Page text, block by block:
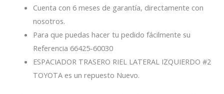
Cuenta con 6 meses de garantía, directamente con
nosotros.
Para que puedas hacer tu pedido fácilmente su
Referencia 66425-60030
ESPACIADOR TRASERO RIEL LATERAL IZQUIERDO #2
TOYOTA es un repuesto Nuevo.